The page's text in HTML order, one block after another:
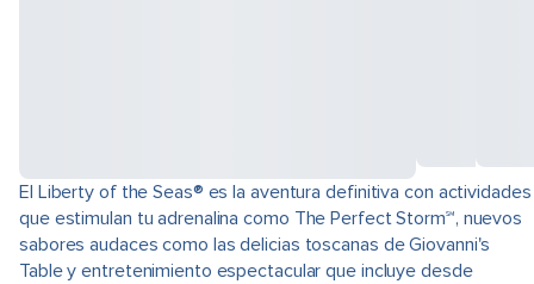
El Liberty of the Seas® es la aventura definitiva con actividades
que estimulan tu adrenalina como The Perfect Storm℠, nuevos
sabores audaces como las delicias toscanas de Giovanni's
Table y entretenimiento espectacular que incluye desde